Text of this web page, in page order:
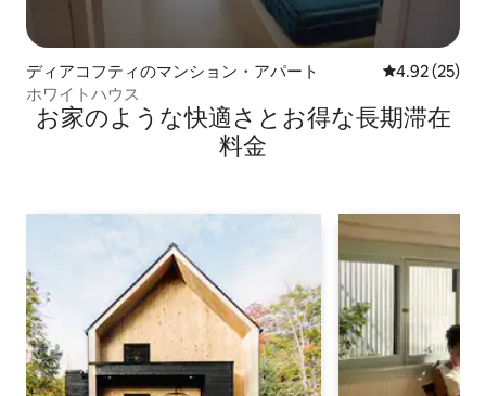
ディアコフティのマンション・アパート レビュー25
4.92 (25)
ホワイトハウス
お家のような快⁠適⁠さ⁠とお⁠得⁠な長⁠期⁠滞⁠在
料⁠金